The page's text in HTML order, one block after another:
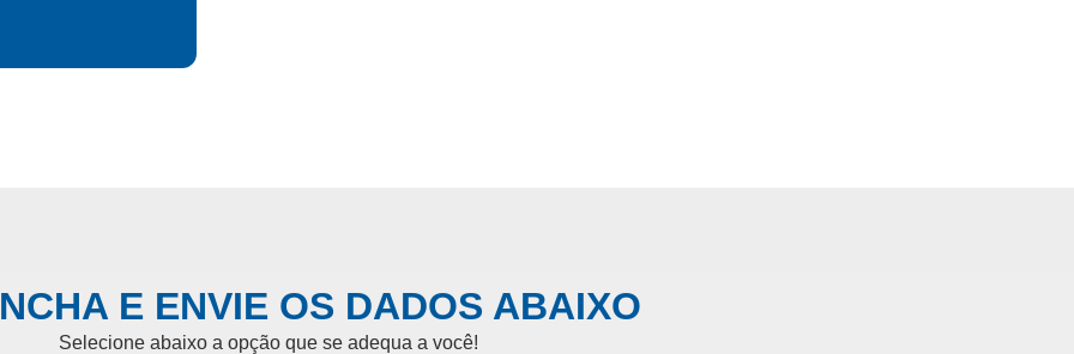
E ENVIE OS DADOS ABAIXO
Selecione abaixo a opção que se adequa a você!